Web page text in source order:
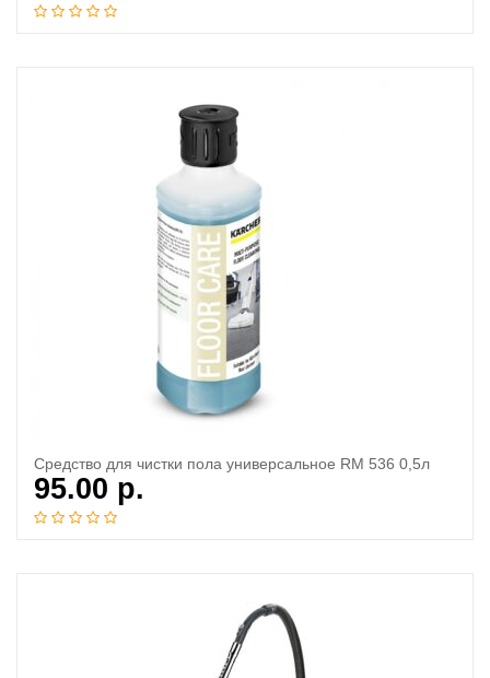
Cредство для чистки пола универсальное RM 536 0,5л
95.00 р.